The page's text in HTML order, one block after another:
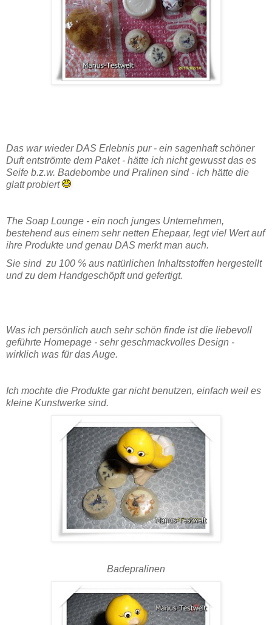
Das war wieder DAS Erlebnis pur - ein sagenhaft schöner
Duft entströmte dem Paket - hätte ich nicht gewusst das es
Seife b.z.w. Badebombe und Pralinen sind - ich hätte die
glatt probiert
The Soap Lounge - ein noch junges Unternehmen,
bestehend aus einem sehr netten Ehepaar, legt viel Wert auf
ihre Produkte und genau DAS merkt man auch.
Sie sind zu 100 % aus natürlichen Inhaltsstoffen hergestellt
und zu dem Handgeschöpft und gefertigt.
Was ich persönlich auch sehr schön finde ist die liebevoll
geführte Homepage - sehr geschmackvolles Design -
wirklich was für das Auge.
Ich mochte die Produkte gar nicht benutzen, einfach weil es
kleine Kunstwerke sind.
Badepralinen